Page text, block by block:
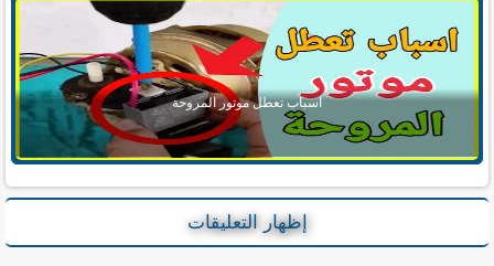
اسباب تعطل موتور المروحة
إظهار التعليقات